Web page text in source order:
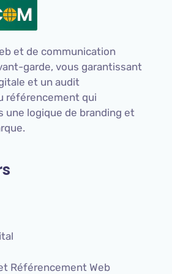
et de communication
garde, vous garantissant
et un audit
référencement qui
une logique de branding et
Référencement Web